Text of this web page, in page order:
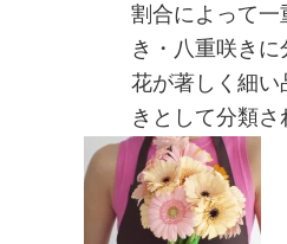
割合によって一
き・八重咲き
花が著しく細い
きとして分類さ